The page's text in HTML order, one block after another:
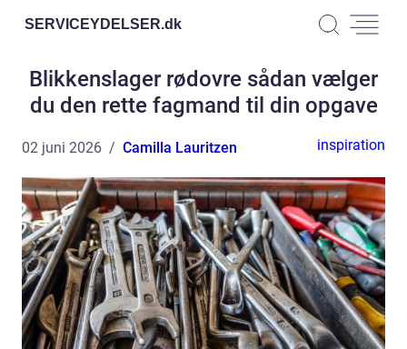
SERVICEYDELSER.dk
Blikkenslager rødovre sådan vælger
du den rette fagmand til din opgave
02 juni 2026 Camilla Lauritzen inspiration